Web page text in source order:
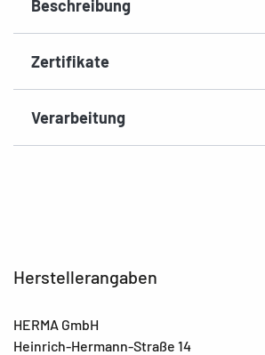
Beschreibung
Zertifikate
Verarbeitung
Herstellerangaben
HERMA GmbH
Heinrich-Hermann-Straße 14